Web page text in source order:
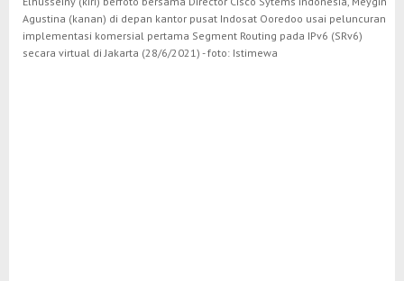
Agustina (kanan) di depan kantor pusat Indosat Ooredoo usai peluncuran
implementasi komersial pertama Segment Routing pada IPv6 (SRv6)
secara virtual di Jakarta (28/6/2021) - foto: Istimewa